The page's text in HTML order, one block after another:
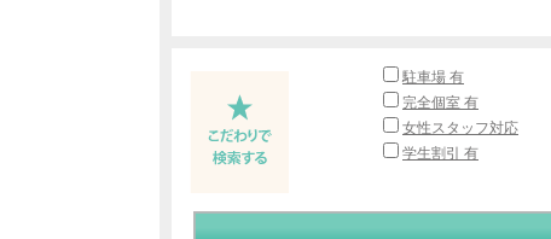
駐車場 有
完全個室 有
女性スタッフ対応
学生割引 有